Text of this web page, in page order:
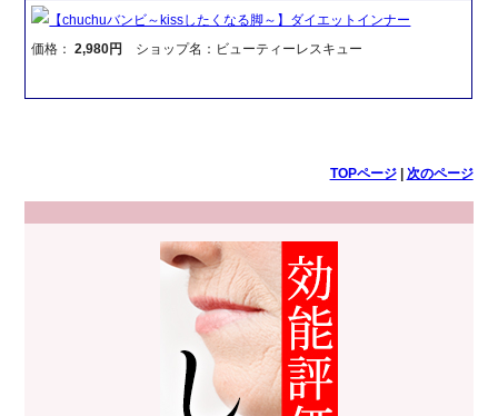
【chuchuバンビ～kissしたくなる脚～】ダイエットインナー
価格：2,980円 ショップ名：ビューティーレスキュー
TOPページ| 次のページ